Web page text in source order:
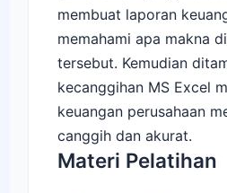
membuat laporan
memahami apa makna
tersebut. Kemudian
kecanggihan MS Excel
keuangan perusahaan
canggih dan akurat.
Materi Pelatihan